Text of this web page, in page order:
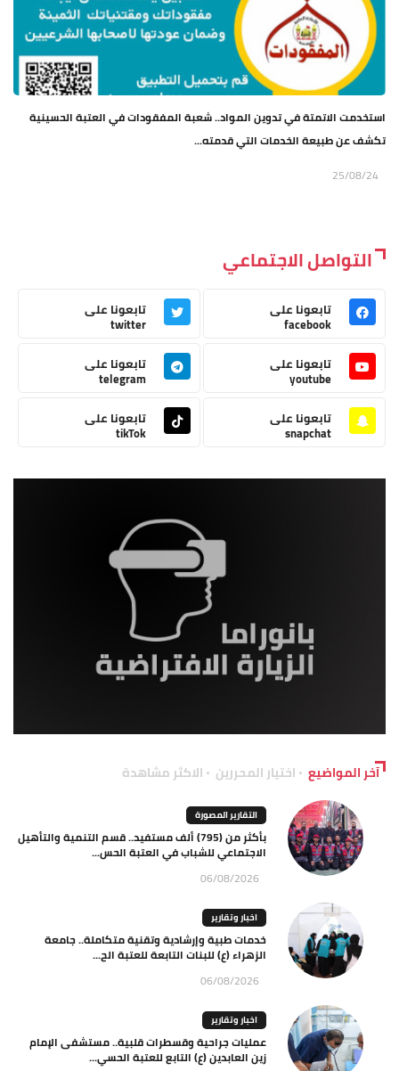
استخدمت الاتمتة في تدوين المواد.. شعبة المفقودات في العتبة الحسينية
تكشف عن طبيعة الخدمات التي قدمته...
25/08/24
التواصل الاجتماعي
تابعونا على
facebook
تابعونا على
twitter
تابعونا على
youtube
تابعونا على
telegram
تابعونا على
snapchat
تابعونا على
tikTok
آخر المواضيع اختيار المحررين الاكثر مشاهدة
التقارير المصورة
بأكثر من (795) ألف مستفيد.. قسم التنمية والتأهيل
الاجتماعي للشباب في العتبة الحس...
06/08/2026
اخبار وتقارير
خدمات طبية وإرشادية وتقنية متكاملة.. جامعة
الزهراء (ع) للبنات التابعة للعتبة الح...
06/08/2026
اخبار وتقارير
عمليات جراحية وقسطرات قلبية.. مستشفى الإمام
زين العابدين (ع) التابع للعتبة الحسي...